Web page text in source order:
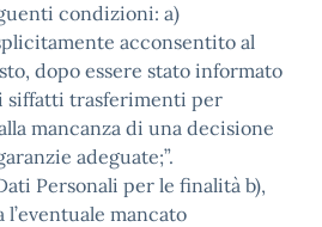
condizioni: a)
acconsentito al
dopo essere stato informato
siffatti trasferimenti per
mancanza di una decisione
adeguate;”.
Personali per le finalità b),
l’eventuale mancato